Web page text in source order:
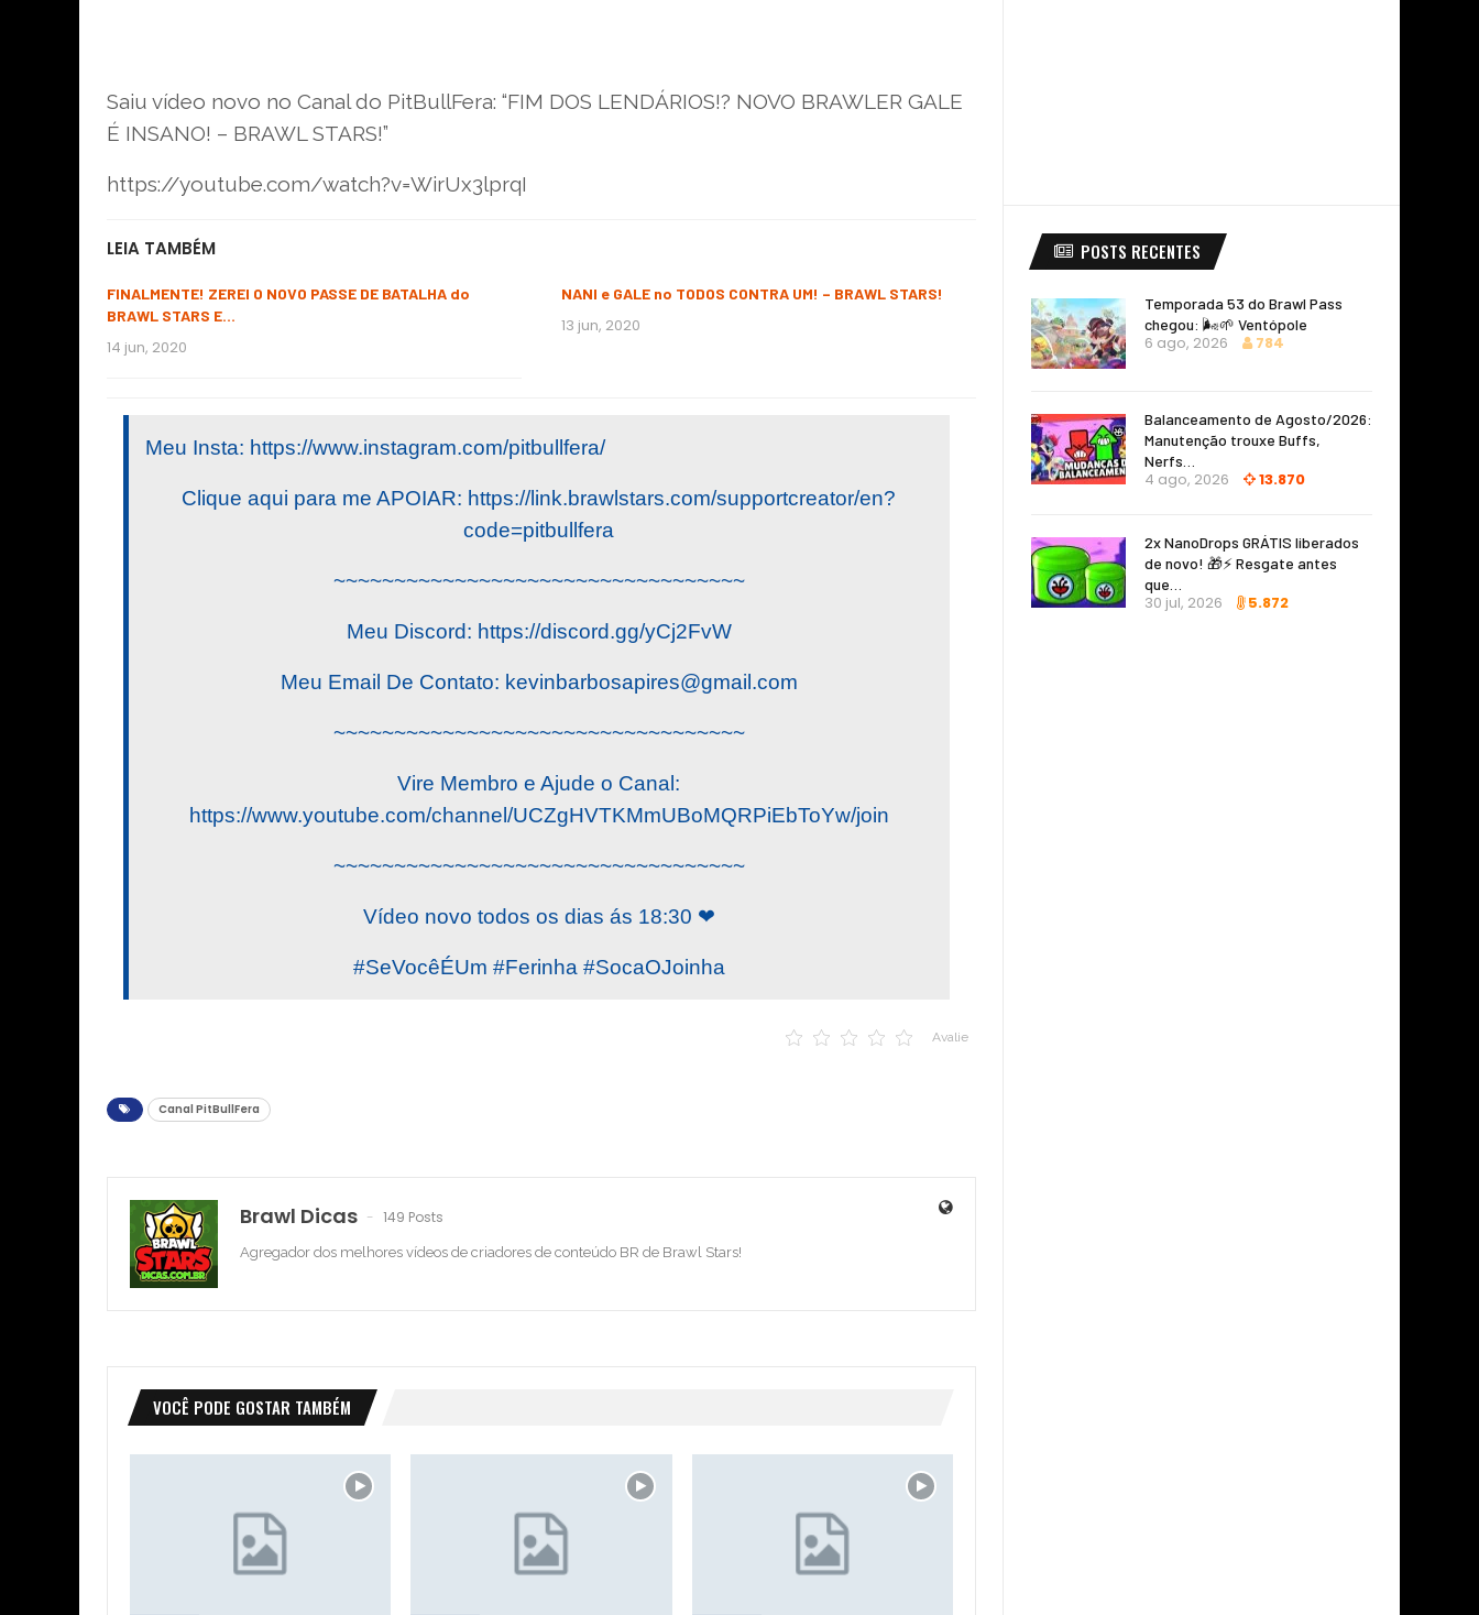
Saiu vídeo novo no Canal do PitBullFera: “FIM DOS LENDÁRIOS!? NOVO BRAWLER GALE
É INSANO! – BRAWL STARS!”
https://youtube.com/watch?v=WirUx3lprqI
LEIA TAMBÉM
FINALMENTE! ZEREI O NOVO PASSE DE BATALHA do
BRAWL STARS E…
14 jun, 2020
NANI e GALE no TODOS CONTRA UM! – BRAWL STARS!
13 jun, 2020
Meu Insta: https://www.instagram.com/pitbullfera/
Clique aqui para me APOIAR: https://link.brawlstars.com/supportcreator/en?
code=pitbullfera
~~~~~~~~~~~~~~~~~~~~~~~~~~~~~~~~~~
Meu Discord: https://discord.gg/yCj2FvW
Meu Email De Contato: kevinbarbosapires@gmail.com
~~~~~~~~~~~~~~~~~~~~~~~~~~~~~~~~~~
Vire Membro e Ajude o Canal:
https://www.youtube.com/channel/UCZgHVTKMmUBoMQRPiEbToYw/join
~~~~~~~~~~~~~~~~~~~~~~~~~~~~~~~~~~
Vídeo novo todos os dias ás 18:30 ❤
#SeVocêÉUm #Ferinha #SocaOJoinha
Avalie
Canal PitBullFera
Brawl Dicas 149 Posts
Agregador dos melhores vídeos de criadores de conteúdo BR de Brawl Stars!
VOCÊ PODE GOSTAR TAMBÉM
POSTS RECENTES
Temporada 53 do Brawl Pass
chegou: 🌬️🌱 Ventópole
6 ago, 2026 784
Balanceamento de Agosto/2026:
Manutenção trouxe Buffs,
Nerfs…
4 ago, 2026 13.870
2x NanoDrops GRÁTIS liberados
de novo! 🎁⚡ Resgate antes
que…
30 jul, 2026 5.872